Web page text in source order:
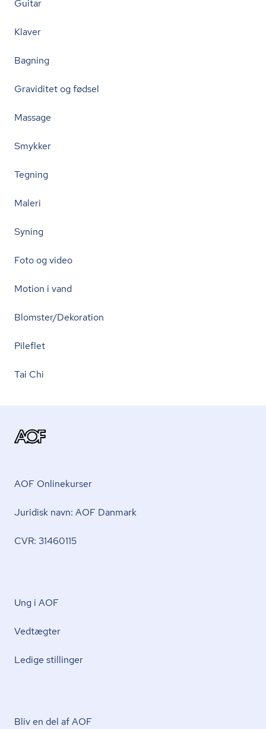
Guitar
Klaver
Bagning
Graviditet og fødsel
Massage
Smykker
Tegning
Maleri
Syning
Foto og video
Motion i vand
Blomster/Dekoration
Pileflet
Tai Chi
AOF Onlinekurser
Juridisk navn: AOF Danmark
CVR: 31460115
Ung i AOF
Vedtægter
Ledige stillinger
Bliv en del af AOF